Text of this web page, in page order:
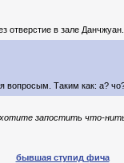
отверстие в зале
вопросым. Таким как: а?
запостить что-
бывшая ступид фича